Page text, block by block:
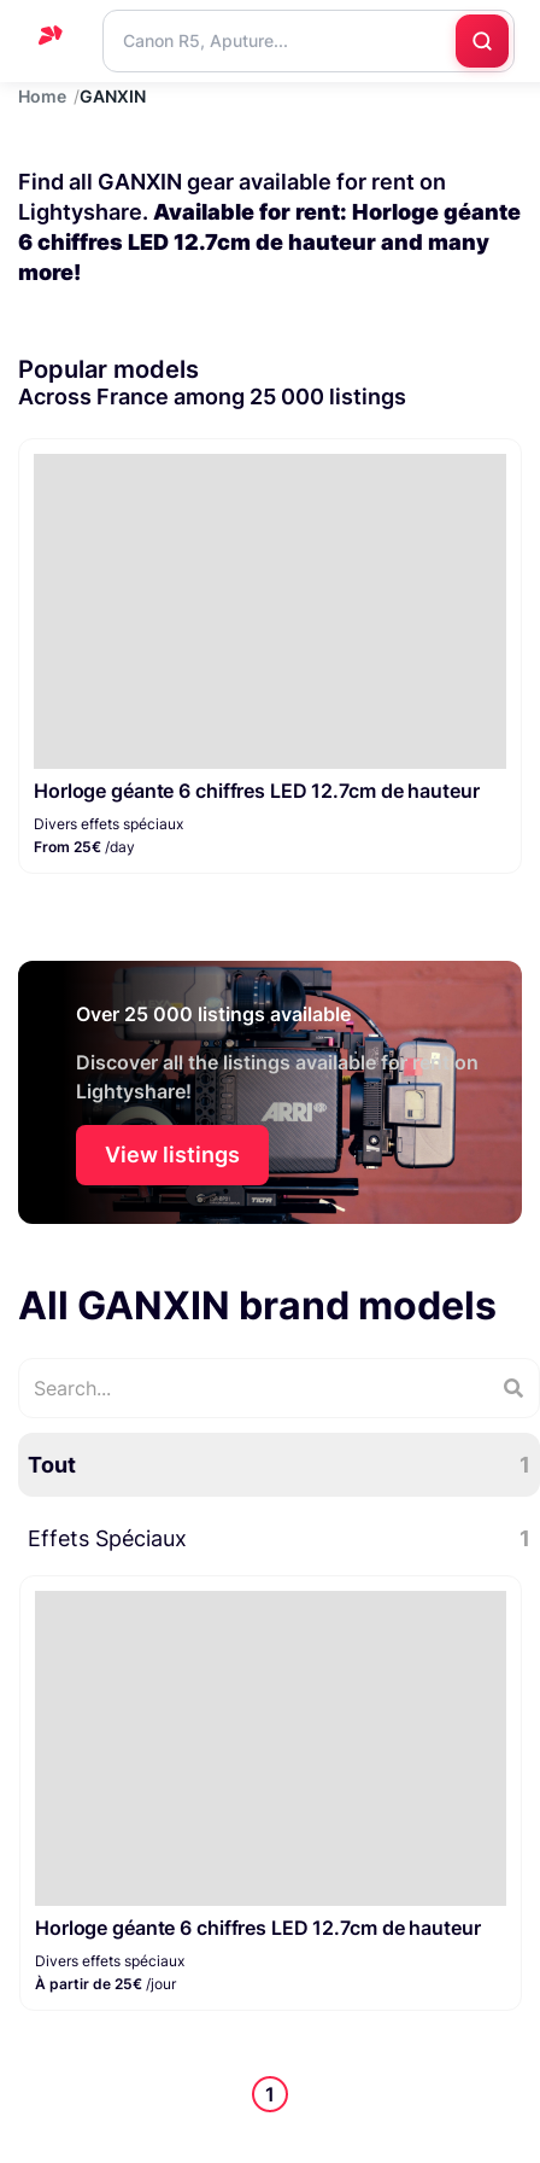
Home
Blog
Contact
us
Home GANXIN
Find all GANXIN gear available for rent on
Lightyshare. Available for rent: Horloge géante
6 chiffres LED 12.7cm de hauteur and many
more!
Popular models
Across France among 25 000 listings
Horloge géante 6 chiffres LED 12.7cm de hauteur
Divers effets spéciaux
From 25€ /day
Over 25 000 listings available
Discover all the listings available for rent on
Lightyshare!
View listings
All GANXIN brand models
Tout 1
Effets Spéciaux 1
Horloge géante 6 chiffres LED 12.7cm de hauteur
Divers effets spéciaux
À partir de 25€ /jour
1